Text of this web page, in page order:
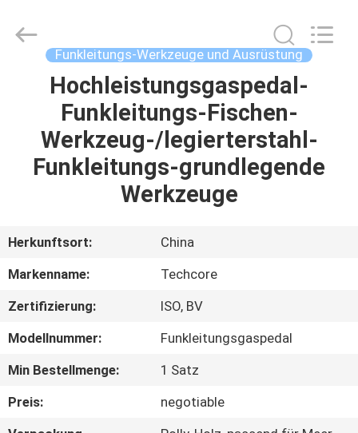
HAUS
PRODUKTE
FABRIK-
QUALITÄTSKONTROLLE
TRETEN
SIE
Co.,Ltd,.
Funkleitungs-Werkzeuge und Ausrüstung
Hochleistungsgaspedal-
Funkleitungs-Fischen-
Werkzeug-/legierterstahl-
Funkleitungs-grundlegende
Werkzeuge
Herkunftsort:
China
Markenname:
Techcore
Zertifizierung:
ISO, BV
Modellnummer:
Funkleitungsgaspedal
Min Bestellmenge:
1 Satz
Preis:
negotiable